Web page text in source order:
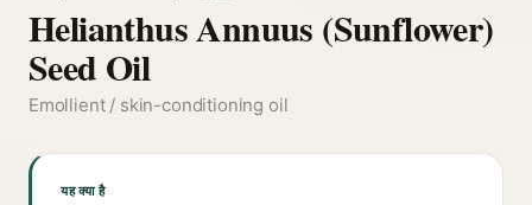
Helianthus Annuus (Sunflower)
Seed Oil
Emollient / skin-conditioning oil
यह क्या है